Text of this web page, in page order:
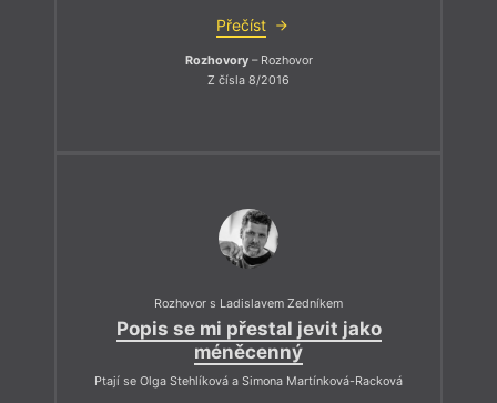
Přečíst
Rozhovory– Rozhovor
Z čísla 8/2016
Rozhovor s Ladislavem Zedníkem
Popis se mi přestal jevit jako
méněcenný
Ptají se Olga Stehlíková a Simona Martínková-Racková